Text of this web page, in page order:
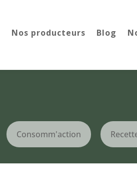
Nos producteurs Blog
Consomm'action